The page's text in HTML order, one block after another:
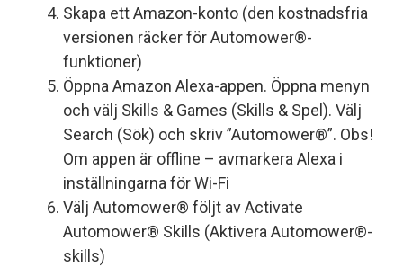
Skapa ett Amazon-konto (den kostnadsfria
versionen räcker för Automower®-
funktioner)
Öppna Amazon Alexa-appen. Öppna menyn
och välj Skills & Games (Skills & Spel). Välj
Search (Sök) och skriv ”Automower®”. Obs!
Om appen är offline – avmarkera Alexa i
inställningarna för Wi-Fi
Välj Automower® följt av Activate
Automower® Skills (Aktivera Automower®-
skills)